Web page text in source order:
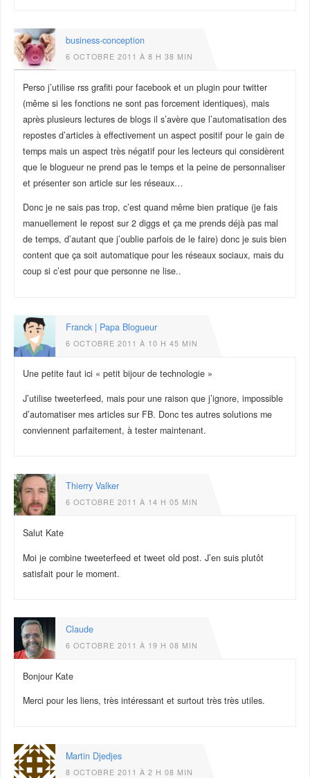
business-conception
6 OCTOBRE 2011 À 8 H 38 MIN
Perso j’utilise rss grafiti pour facebook et un plugin pour twitter
(même si les fonctions ne sont pas forcement identiques), mais
après plusieurs lectures de blogs il s’avère que l’automatisation des
repostes d’articles à effectivement un aspect positif pour le gain de
temps mais un aspect très négatif pour les lecteurs qui considèrent
que le blogueur ne prend pas le temps et la peine de personnaliser
et présenter son article sur les réseaux…
Donc je ne sais pas trop, c’est quand même bien pratique (je fais
manuellement le repost sur 2 diggs et ça me prends déjà pas mal
de temps, d’autant que j’oublie parfois de le faire) donc je suis bien
content que ça soit automatique pour les réseaux sociaux, mais du
coup si c’est pour que personne ne lise..
Franck | Papa Blogueur
6 OCTOBRE 2011 À 10 H 45 MIN
Une petite faut ici « petit bijour de technologie »
J’utilise tweeterfeed, mais pour une raison que j’ignore, impossible
d’automatiser mes articles sur FB. Donc tes autres solutions me
conviennent parfaitement, à tester maintenant.
Thierry Valker
6 OCTOBRE 2011 À 14 H 05 MIN
Salut Kate
Moi je combine tweeterfeed et tweet old post. J’en suis plutôt
satisfait pour le moment.
Claude
6 OCTOBRE 2011 À 19 H 08 MIN
Bonjour Kate
Merci pour les liens, très intéressant et surtout très très utiles.
Martin Djedjes
8 OCTOBRE 2011 À 2 H 08 MIN